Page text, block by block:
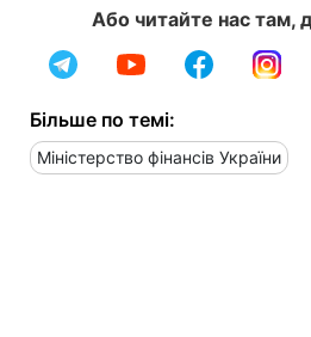
Або читайте нас там,
Більше по темі:
Міністерство фінансів України